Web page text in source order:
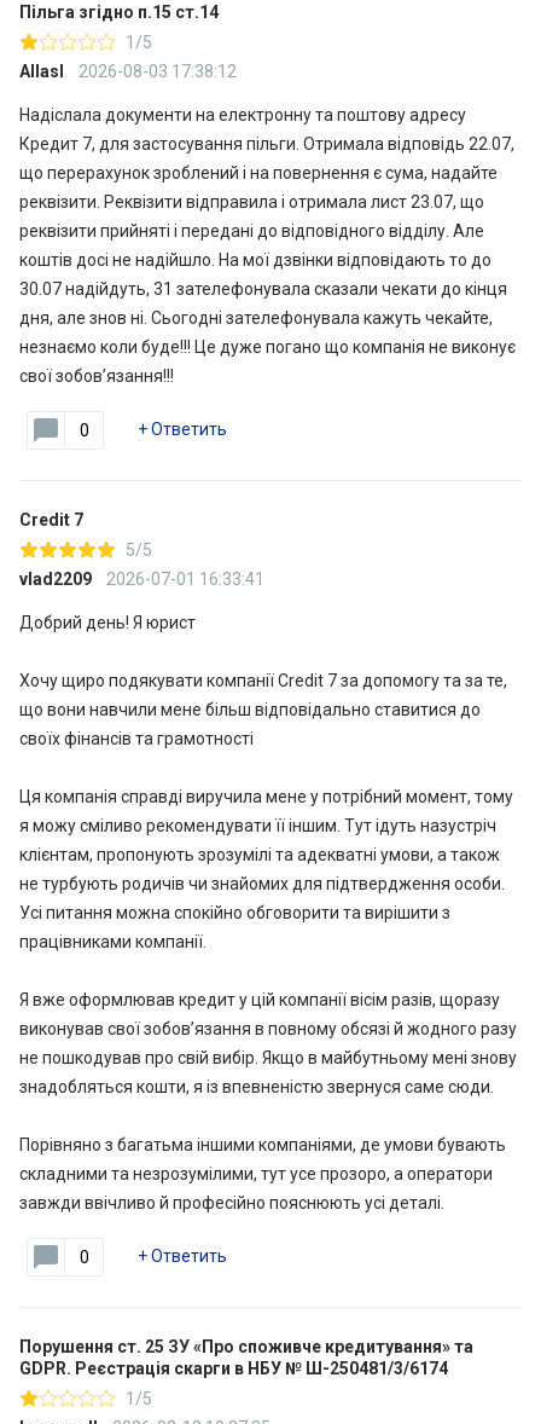
Пільга згідно п.15 ст.14
1/5
Allasl
2026-08-03 17:38:12
Надіслала документи на електронну та поштову адресу
Кредит 7, для застосування пільги. Отримала відповідь 22.07,
що перерахунок зроблений і на повернення є сума, надайте
реквізити. Реквізити відправила і отримала лист 23.07, що
реквізити прийняті і передані до відповідного відділу. Але
коштів досі не надійшло. На мої дзвінки відповідають то до
30.07 надійдуть, 31 зателефонувала сказали чекати до кінця
дня, але знов ні. Сьогодні зателефонувала кажуть чекайте,
незнаємо коли буде!!! Це дуже погано що компанія не виконує
свої зобовʼязання!!!
0 +Ответить
Credit 7
5/5
vlad2209
2026-07-01 16:33:41
Добрий день! Я юрист
Хочу щиро подякувати компанії Credit 7 за допомогу та за те,
що вони навчили мене більш відповідально ставитися до
своїх фінансів та грамотності
Ця компанія справді виручила мене у потрібний момент, тому
я можу сміливо рекомендувати її іншим. Тут ідуть назустріч
клієнтам, пропонують зрозумілі та адекватні умови, а також
не турбують родичів чи знайомих для підтвердження особи.
Усі питання можна спокійно обговорити та вирішити з
працівниками компанії.
Я вже оформлював кредит у цій компанії вісім разів, щоразу
виконував свої зобов’язання в повному обсязі й жодного разу
не пошкодував про свій вибір. Якщо в майбутньому мені знову
знадобляться кошти, я із впевненістю звернуся саме сюди.
Порівняно з багатьма іншими компаніями, де умови бувають
складними та незрозумілими, тут усе прозоро, а оператори
завжди ввічливо й професійно пояснюють усі деталі.
0 +Ответить
Порушення ст. 25 ЗУ «Про споживче кредитування» та
GDPR. Реєстрація скарги в НБУ № Ш-250481/3/6174
1/5